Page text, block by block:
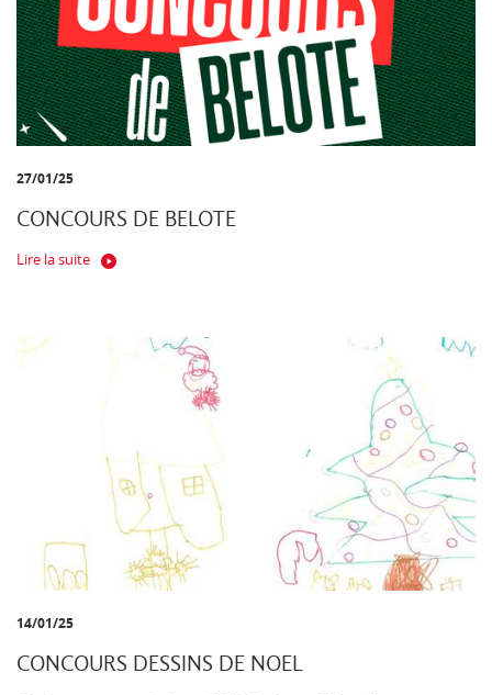
27/01/25
CONCOURS DE BELOTE
Lire la suite
14/01/25
CONCOURS DESSINS DE NOEL